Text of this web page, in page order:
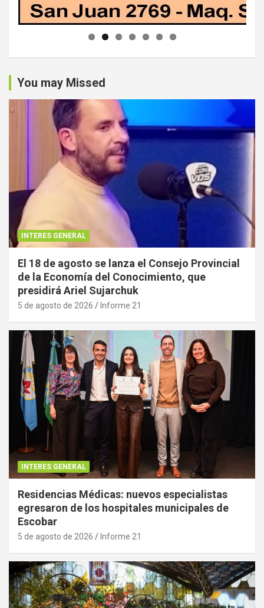
You may Missed
INTERES GENERAL
El 18 de agosto se lanza el Consejo Provincial
de la Economía del Conocimiento, que
presidirá Ariel Sujarchuk
5 de agosto de 2026 Informe 21
INTERES GENERAL
Residencias Médicas: nuevos especialistas
egresaron de los hospitales municipales de
Escobar
5 de agosto de 2026 Informe 21